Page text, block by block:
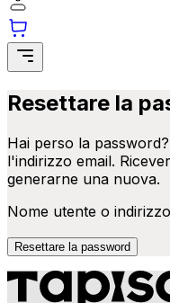
Indirizzi
Dettagli del conto
Password persa
Subtotale
0,00€
0,00€
Resettare la
Hai perso la
l'indirizzo email.
generarne una nuova.
Nome utente o
Resettare la password
informazioni in modo
Marketing
pertinenti e interessanti
Non classificati